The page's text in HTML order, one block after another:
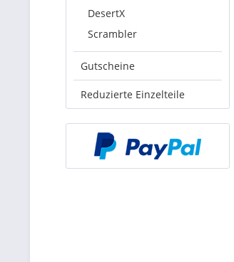
DesertX
Scrambler
Gutscheine
Reduzierte Einzelteile